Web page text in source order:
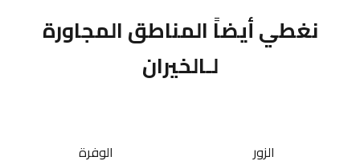
نغطي أيضاً المناطق المجاورة
لـالخيران
الزور الوفرة